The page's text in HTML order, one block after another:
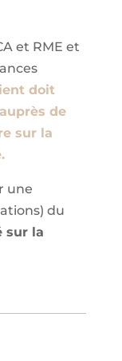
et RME et
doit
de
sur la
une
du
sur la